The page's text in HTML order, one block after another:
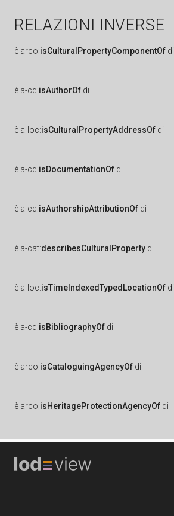
RELAZIONI INVERSE
è arco:isCulturalPropertyComponentOf di
è a-cd:isAuthorOf di
è a-loc:isCulturalPropertyAddressOf di
è a-cd:isDocumentationOf di
è a-cd:isAuthorshipAttributionOf di
è a-cat:describesCulturalProperty di
è a-loc:isTimeIndexedTypedLocationOf di
è a-cd:isBibliographyOf di
è arco:isCataloguingAgencyOf di
è arco:isHeritageProtectionAgencyOf di